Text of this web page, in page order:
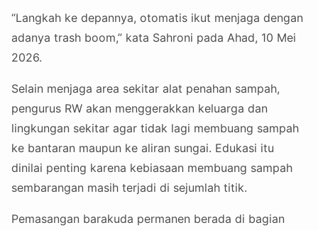
“Langkah ke depannya, otomatis ikut menjaga dengan
adanya trash boom,” kata Sahroni pada Ahad, 10 Mei
2026.
Selain menjaga area sekitar alat penahan sampah,
pengurus RW akan menggerakkan keluarga dan
lingkungan sekitar agar tidak lagi membuang sampah
ke bantaran maupun ke aliran sungai. Edukasi itu
dinilai penting karena kebiasaan membuang sampah
sembarangan masih terjadi di sejumlah titik.
Pemasangan barakuda permanen berada di bagian